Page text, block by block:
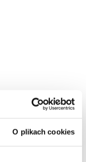
O plikach cookies